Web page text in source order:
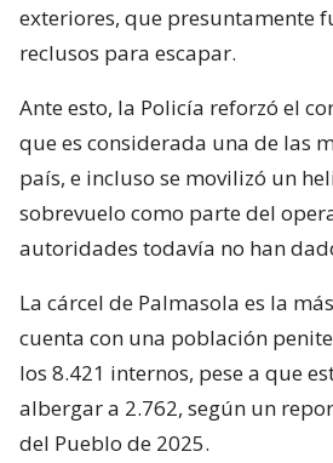
exteriores, que presuntamente
reclusos para escapar.
Ante esto, la Policía reforzó el
que es considerada una de las
país, e incluso se movilizó un
sobrevuelo como parte del
autoridades todavía no han
La cárcel de Palmasola es la
cuenta con una población
los 8.421 internos, pese a que
albergar a 2.762, según un
del Pueblo de 2025.